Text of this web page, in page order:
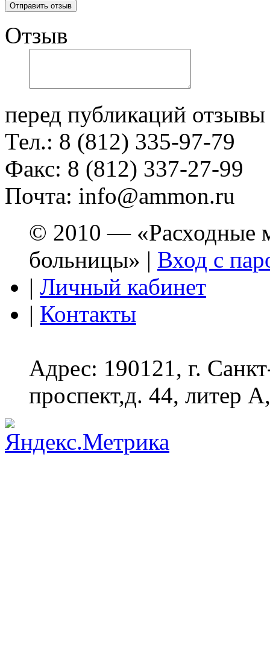
Отзыв
перед публикаций
Тел.: 8 (812) 335-97-79
Факс: 8 (812) 337-27-99
Почта: info@ammon.ru
© 2010 — «Расходные
больницы» | Вход с
| Личный кабинет
| Контакты
Адрес: 190121, г.
проспект,д. 44, литер